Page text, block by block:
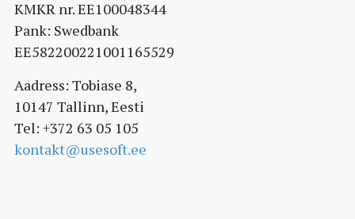
KMKR nr. EE100048344
Pank: Swedbank
EE582200221001165529
Aadress: Tobiase 8,
10147 Tallinn, Eesti
Tel: +372 63 05 105
kontakt@usesoft.ee